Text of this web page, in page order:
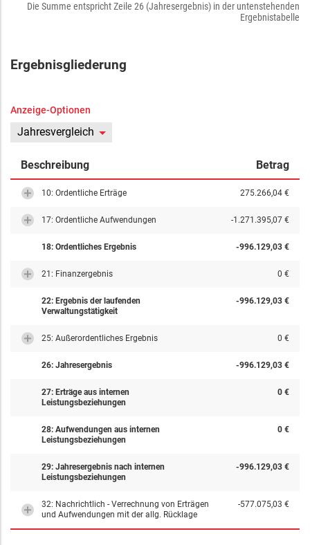
Die Summe entspricht Zeile 26 (Jahresergebnis) in der untenstehenden
Ergebnistabelle
Ergebnisgliederung
Anzeige-Optionen
Jahresvergleich
Beschreibung Betrag
10: Ordentliche Erträge 275.266,04 €
17: Ordentliche Aufwendungen -1.271.395,07 €
18: Ordentliches Ergebnis -996.129,03 €
21: Finanzergebnis 0 €
22: Ergebnis der laufenden
Verwaltungstätigkeit
-996.129,03 €
25: Außerordentliches Ergebnis 0 €
26: Jahresergebnis -996.129,03 €
27: Erträge aus internen
Leistungsbeziehungen
0 €
28: Aufwendungen aus internen
Leistungsbeziehungen
0 €
29: Jahresergebnis nach internen
Leistungsbeziehungen
-996.129,03 €
32: Nachrichtlich - Verrechnung von Erträgen
und Aufwendungen mit der allg. Rücklage
-577.075,03 €